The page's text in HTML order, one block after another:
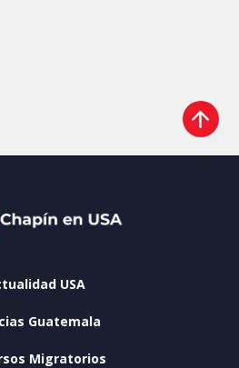
USA
Guatemala
Migratorios